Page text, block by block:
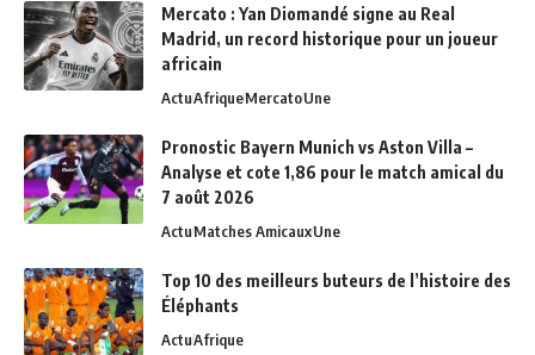
Mercato : Yan Diomandé signe au Real
Madrid, un record historique pour un joueur
africain
ActuAfriqueMercatoUne
Pronostic Bayern Munich vs Aston Villa –
Analyse et cote 1,86 pour le match amical du
7 août 2026
ActuMatches AmicauxUne
Top 10 des meilleurs buteurs de l’histoire des
Éléphants
ActuAfrique